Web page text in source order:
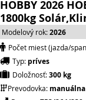
HOBBY 2026
1800kg
Modelový rok:2026
Počet miest (jazda/
Typ: príves
Doložnosť:300 kg
Prevodovka: manuálna